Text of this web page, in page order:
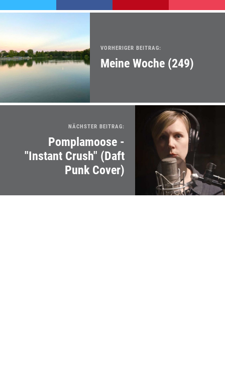
VORHERIGER BEITRAG:
Meine Woche (249)
NÄCHSTER BEITRAG:
Pomplamoose -
"Instant Crush" (Daft
Punk Cover)